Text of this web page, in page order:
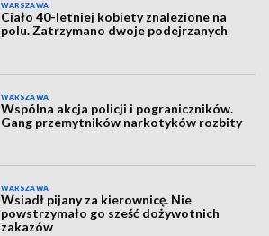
WARSZAWA
Ciało 40-letniej kobiety znalezione na
polu. Zatrzymano dwoje podejrzanych
WARSZAWA
Wspólna akcja policji i pograniczników.
Gang przemytników narkotyków rozbity
WARSZAWA
Wsiadł pijany za kierownicę. Nie
powstrzymało go sześć dożywotnich
zakazów